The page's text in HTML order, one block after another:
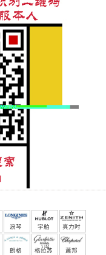
浪琴 宇舶
（恒
真力时
朗格 格拉苏 蕭邦